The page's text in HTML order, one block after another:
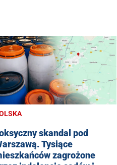
skandal pod
Tysiące
zagrożone